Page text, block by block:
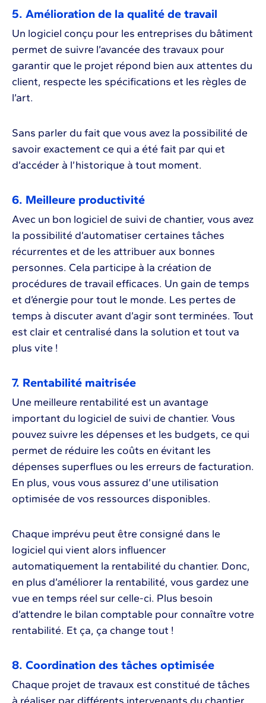
5. Amélioration de la qualité de travail
Un logiciel conçu pour les entreprises du bâtiment
permet de suivre l’avancée des travaux pour
garantir que le projet répond bien aux attentes du
client, respecte les spécifications et les règles de
l’art.
Sans parler du fait que vous avez la possibilité de
savoir exactement ce qui a été fait par qui et
d’accéder à l’historique à tout moment.
6. Meilleure productivité
Avec un bon logiciel de suivi de chantier, vous avez
la possibilité d’automatiser certaines tâches
récurrentes et de les attribuer aux bonnes
personnes. Cela participe à la création de
procédures de travail efficaces. Un gain de temps
et d’énergie pour tout le monde. Les pertes de
temps à discuter avant d’agir sont terminées. Tout
est clair et centralisé dans la solution et tout va
plus vite !
7. Rentabilité maitrisée
Une meilleure rentabilité est un avantage
important du logiciel de suivi de chantier. Vous
pouvez suivre les dépenses et les budgets, ce qui
permet de réduire les coûts en évitant les
dépenses superflues ou les erreurs de facturation.
En plus, vous vous assurez d’une utilisation
optimisée de vos ressources disponibles.
Chaque imprévu peut être consigné dans le
logiciel qui vient alors influencer
automatiquement la rentabilité du chantier. Donc,
en plus d’améliorer la rentabilité, vous gardez une
vue en temps réel sur celle-ci. Plus besoin
d’attendre le bilan comptable pour connaître votre
rentabilité. Et ça, ça change tout !
8. Coordination des tâches optimisée
Chaque projet de travaux est constitué de tâches